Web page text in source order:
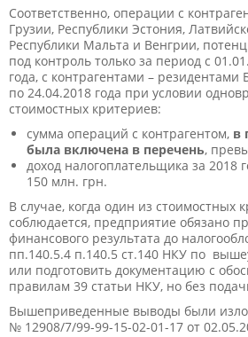
Соответственно, операции с
Грузии, Республики Эстония,
Республики Мальта и Венгрии,
под контроль только за период с
года, с контрагентами – резидентами
по 24.04.2018 года при условии
стоимостных критериев:
сумма операций с контрагентом, в
была включена в перечень,
доход налогоплательщика за 2018
150 млн. грн.
В случае, когда один из стоимостных
соблюдается, предприятие обязано
финансового результата до
пп.140.5.4 п.140.5 ст.140 НКУ по
или подготовить документацию с
правилам 39 статьи НКУ, но без
Вышеприведенные выводы были
№ 12908/7/99-99-15-02-01-17 от